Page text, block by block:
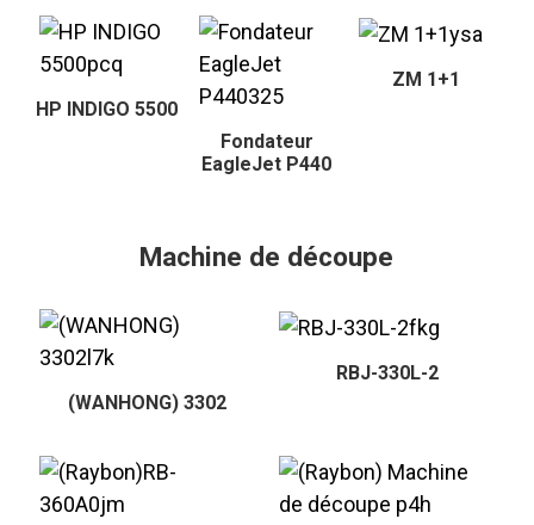
HP INDIGO 5500
Fondateur
EagleJet P440
ZM 1+1
Machine de découpe
(WANHONG) 3302
RBJ-330L-2